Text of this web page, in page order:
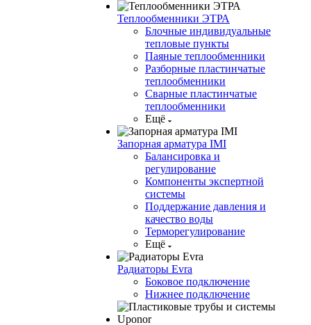
Теплообменники ЭТРА
Блочные индивидуальные
тепловые пункты
Паяные теплообменники
Разборные пластинчатые
теплообменники
Сварные пластинчатые
теплообменники
Ещё
Запорная арматура IMI
Балансировка и
регулирование
Компоненты экспертной
системы
Поддержание давления и
качество воды
Терморегулирование
Ещё
Радиаторы Evra
Боковое подключение
Нижнее подключение